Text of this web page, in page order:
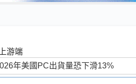
游端